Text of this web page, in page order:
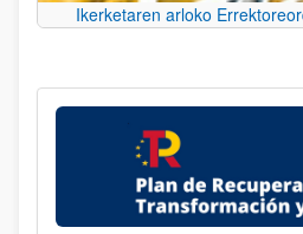
Ikerketaren arloko